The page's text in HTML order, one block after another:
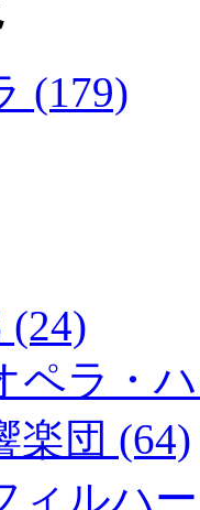
(179)
(24)
ペラ・
楽団 (64)
ィルハ